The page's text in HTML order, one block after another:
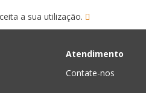
a sua utilização.
Atendimento
Contate-nos